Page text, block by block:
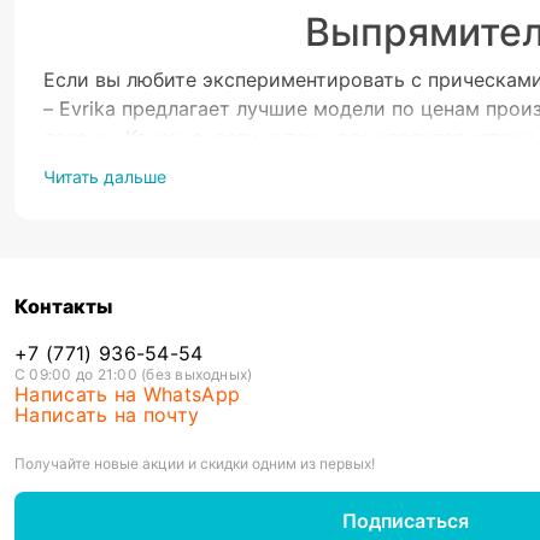
Если вы любите экспериментировать с
– Evrika предлагает лучшие модели по ценам
Оптимальная температура нагрева
Современные утюжки отличаются интенсивным
200 и более градусов. Благодаря удобной
материала Эффективность укладки зависит еще
керамику. Утюжок для волос с турмалиновым
Обеспечивает идеальное скольжение по прядям,
пластинами подходят для керамического
Если вы хотите найти качественный
Читать дальше
Контакты
+7 (771) 936-54-54
С 09:00 до 21:00 (без выходных)
Написать на WhatsApp
Написать на почту
Получайте новые акции и скидки одним из первых!
Подписаться